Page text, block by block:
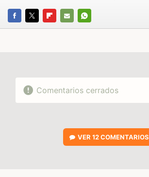
FACEBOOK
TWITTERFLIPBOARD
E-
WHATSAPP
Comentarios cerrados
VER12 COMENTARIOS